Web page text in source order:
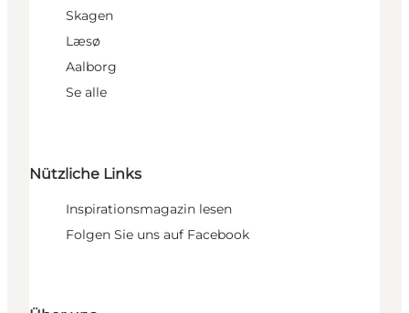
Skagen
Læsø
Aalborg
Se alle
Nützliche Links
Inspirationsmagazin lesen
Folgen Sie uns auf Facebook